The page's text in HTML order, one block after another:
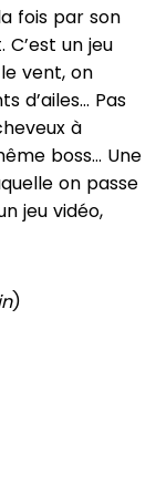
fois par son
un jeu
vent, on
d’ailes… Pas
à
boss… Une
on passe
jeu vidéo,
)